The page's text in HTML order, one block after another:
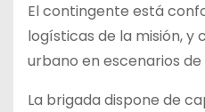
El contingente está
logísticas de la misión,
urbano en escenarios
La brigada dispone de